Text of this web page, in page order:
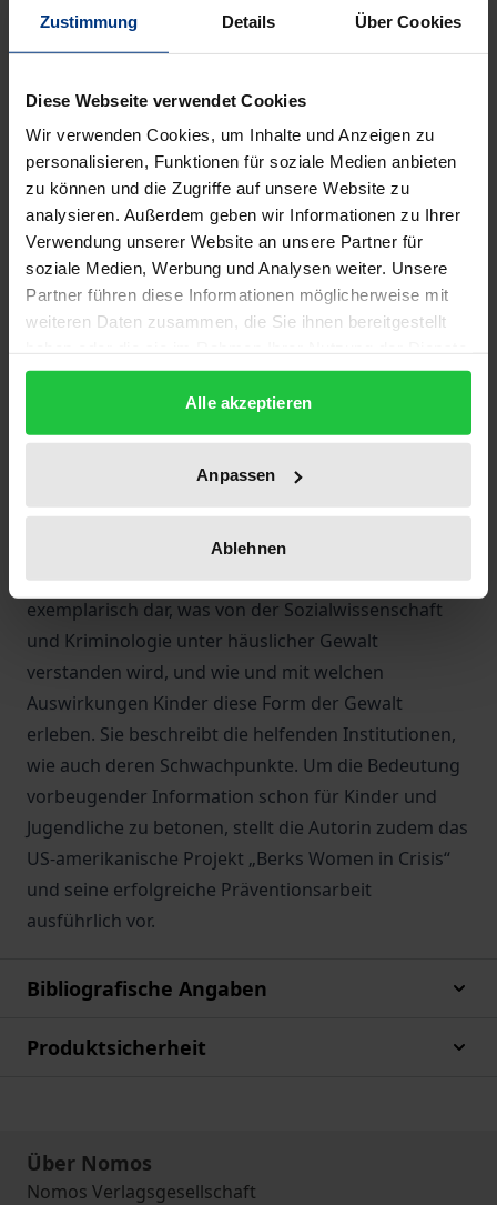
Zustimmung Details Über Cookies
Diese Webseite verwendet Cookies
Wir verwenden Cookies, um Inhalte und Anzeigen zu
personalisieren, Funktionen für soziale Medien anbieten
zu können und die Zugriffe auf unsere Website zu
analysieren. Außerdem geben wir Informationen zu Ihrer
Verwendung unserer Website an unsere Partner für
soziale Medien, Werbung und Analysen weiter. Unsere
Partner führen diese Informationen möglicherweise mit
weiteren Daten zusammen, die Sie ihnen bereitgestellt
gesammelt haben.
Alle akzeptieren
Anpassen
Ablehnen
Beschreibung
geheimnisvolle Fremde auf der Straße steckt in der
überwiegenden Anzahl von Fällen dahinter. Es ist
häufig der Partner und Elternteil, der hinter
verschlossenen Türen tätlich wird. Häusliche Gewalt
war gerade deshalb lange kein gesellschaftliches
Thema, weil sie in allen Schichten der Bevölkerung in
erschreckendem Ausmaß zuhause ist. Der Einsatz
gegen häusliche Gewalt konnte in den letzten Jahren
als ihre Zeugen und Opfer oft noch im Hintergrund.
SozialarbeiterInnen, LehrerInnen oder Angehörige
müssen das Besondere an dieser Situation zunächst
sicher erkennen, um entsprechend eingreifen zu
können. Sabrina Rudolph stellt in diesem Buch
exemplarisch dar, was von der Sozialwissenschaft
und Kriminologie unter häuslicher Gewalt
verstanden wird, und wie und mit welchen
Auswirkungen Kinder diese Form der Gewalt
erleben. Sie beschreibt die helfenden Institutionen,
wie auch deren Schwachpunkte. Um die Bedeutung
vorbeugender Information schon für Kinder und
Jugendliche zu betonen, stellt die Autorin zudem das
US-amerikanische Projekt „Berks Women in Crisis“
und seine erfolgreiche Präventionsarbeit
ausführlich vor.
Bibliografische Angaben
Produktsicherheit
Über Nomos
Nomos Verlagsgesellschaft